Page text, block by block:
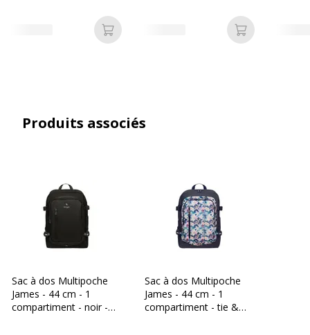
Ajouter au panier Ajouter au
Produits associés
Sac à dos Multipoche
James - 44 cm - 1
compartiment - noir -
Sac à dos Multipoche
James - 44 cm - 1
compartiment - tie &